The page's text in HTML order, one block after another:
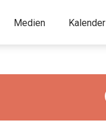
Medien Kalender